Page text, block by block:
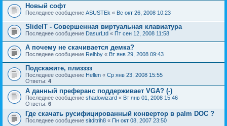
Новый софт
Последнее сообщение ASUSTEk « Вс окт 26, 2008 10:23
SlideIT - Совершенная виртуальная клавиатура
Последнее сообщение DasurLtd « Пт сен 12, 2008 11:58
А почему не скачивается демка?
Последнее сообщение Relhby « Вт янв 29, 2008 09:43
Подскажите, плизззз
Последнее сообщение Hellen « Ср янв 23, 2008 15:55
Ответы: 4
А данный преферанс поддерживает VGA? (-)
Последнее сообщение shadowizard « Вт янв 01, 2008 15:46
Ответы: 6
Где скачать русифицированный конвертор в palm DOC ?
Последнее сообщение sitditrih8 « Пн окт 08, 2007 23:50